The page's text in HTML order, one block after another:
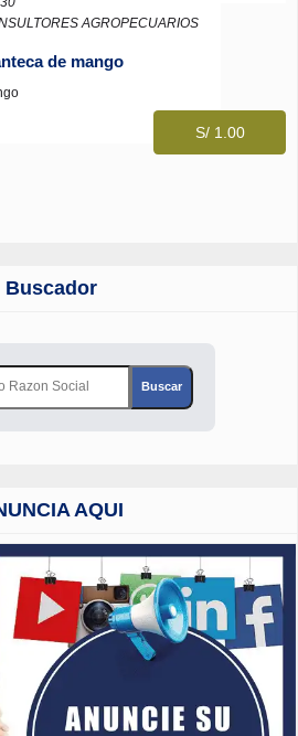
AGROPECUARIOS
de mango
S/ 1.00
Buscador
AQUI